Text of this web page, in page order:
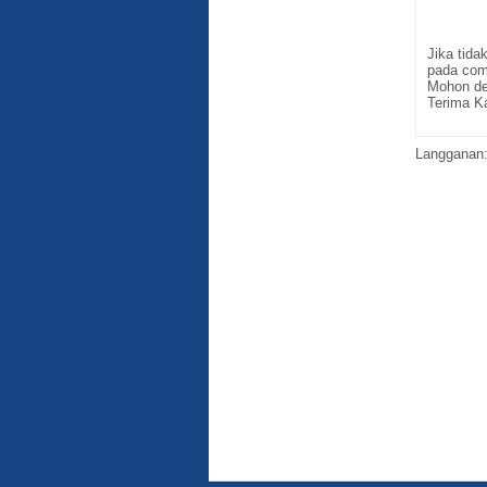
Jika
pada
Mohon
Terima